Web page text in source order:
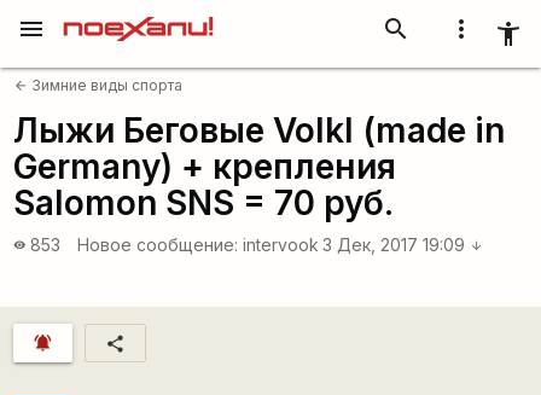
more_vert accessibility_new
search
menu
arrow_back Зимние виды спорта
Лыжи Беговые Volkl (made in
Germany) + крепления
Salomon SNS = 70 руб.
visibility 853 Новое сообщение: intervook 3 Дек, 2017 19:09 arrow_downward
notifications_active share